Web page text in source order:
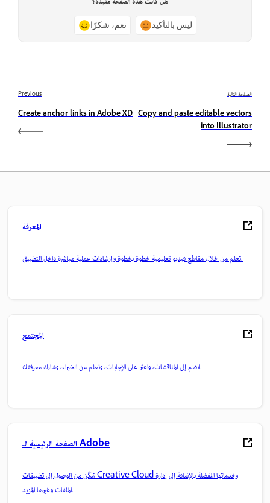
نعم، شكرًا ليس بالتأكيد
Previous
Create anchor links in Adobe XD
الصفحة التالية
Copy and paste editable vectors
into Illustrator
المعرفة
تعلم من خلال مقاطع فيديو تعليمية خطوة بخطوة وإرشادات عملية مباشرة داخل التطبيق.
المجتمع
انضم إلى المناقشات، واعثر على الإجابات، وتعلم من الخبراء، وشارك معرفتك.
الصفحة الرئيسية لـ Adobe
تمكّن من الوصول إلى تطبيقات Creative Cloud وخدماتها المفضلة بالإضافة إلى إدارة
الملفات وغيرها المزيد.